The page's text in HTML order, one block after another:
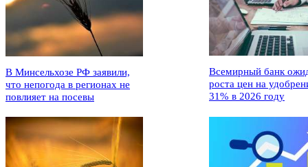
В Минсельхозе РФ заявили,
что непогода в регионах не
повлияет на посевы
Всемирный банк
роста цен на
31% в 2026 году